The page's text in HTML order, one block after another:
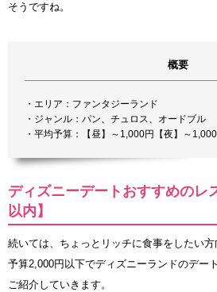
そうですね。
概要
・エリア：ファンタジーランド
・ジャンル：パン、チュロス、オードブル
・平均予算：【昼】～1,000円【夜】～
ディズニーデートおすすめのレ
以内】
続いては、ちょっとリッチに食事をしたい方
予算2,000円以下でディズニーランドのデー
ご紹介していきます。